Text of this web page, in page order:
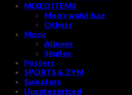
MIXED ITEMS
Men's waist bag
Others
Music
Albums
Singles
Posters
SPORTS & ZYM
Sweaters
Uncategorized